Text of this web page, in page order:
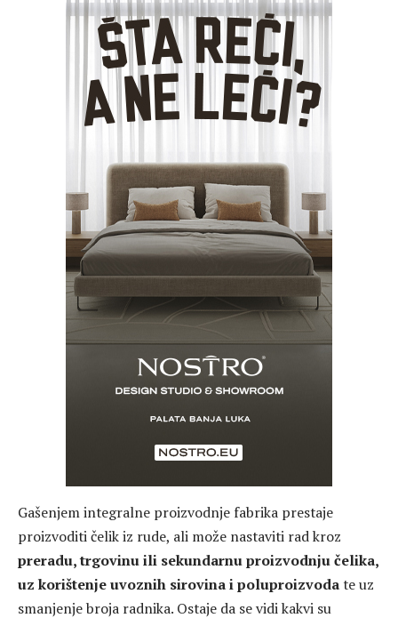
Gašenjem integralne proizvodnje fabrika prestaje
proizvoditi čelik iz rude, ali može nastaviti rad kroz
preradu, trgovinu ili sekundarnu proizvodnju čelika,
uz korištenje uvoznih sirovina i poluproizvodate uz
smanjenje broja radnika. Ostaje da se vidi kakvi su